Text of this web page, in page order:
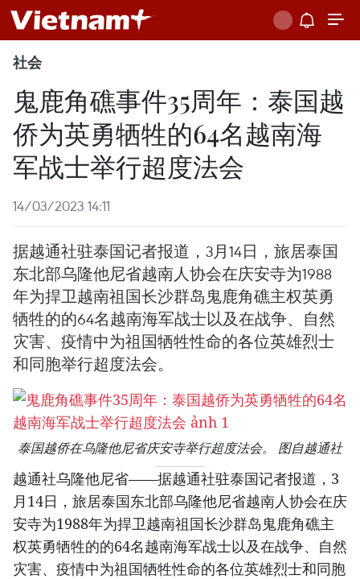
社会
鬼鹿角礁事件35周年：泰国越
侨为英勇牺牲的64名越南海
军战士举行超度法会
14/03/2023 14:11
据越通社驻泰国记者报道，3月14日，旅居泰国
东北部乌隆他尼省越南人协会在庆安寺为1988
年为捍卫越南祖国长沙群岛鬼鹿角礁主权英勇
牺牲的的64名越南海军战士以及在战争、自然
灾害、疫情中为祖国牺牲性命的各位英雄烈士
和同胞举行超度法会。
泰国越侨在乌隆他尼省庆安寺举行超度法会。 图自越通社
越通社乌隆他尼省——据越通社驻泰国记者报道，3
月14日，旅居泰国东北部乌隆他尼省越南人协会在庆
安寺为1988年为捍卫越南祖国长沙群岛鬼鹿角礁主
权英勇牺牲的的64名越南海军战士以及在战争、自然
灾害、疫情中为祖国牺牲性命的各位英雄烈士和同胞